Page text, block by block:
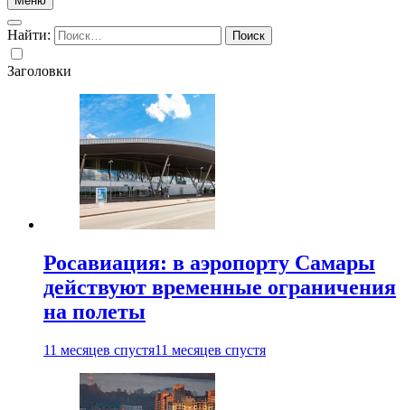
Найти:
Заголовки
Росавиация: в аэропорту Самары
действуют временные ограничения
на полеты
11 месяцев спустя11 месяцев спустя